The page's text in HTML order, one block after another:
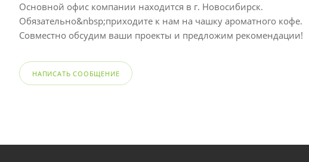
Основной офис компании находится в г. Новосибирск.
Обязательно&nbsp;приходите к нам на чашку ароматного кофе.
Совместно обсудим ваши проекты и предложим рекомендации!
НАПИСАТЬ СООБЩЕНИЕ